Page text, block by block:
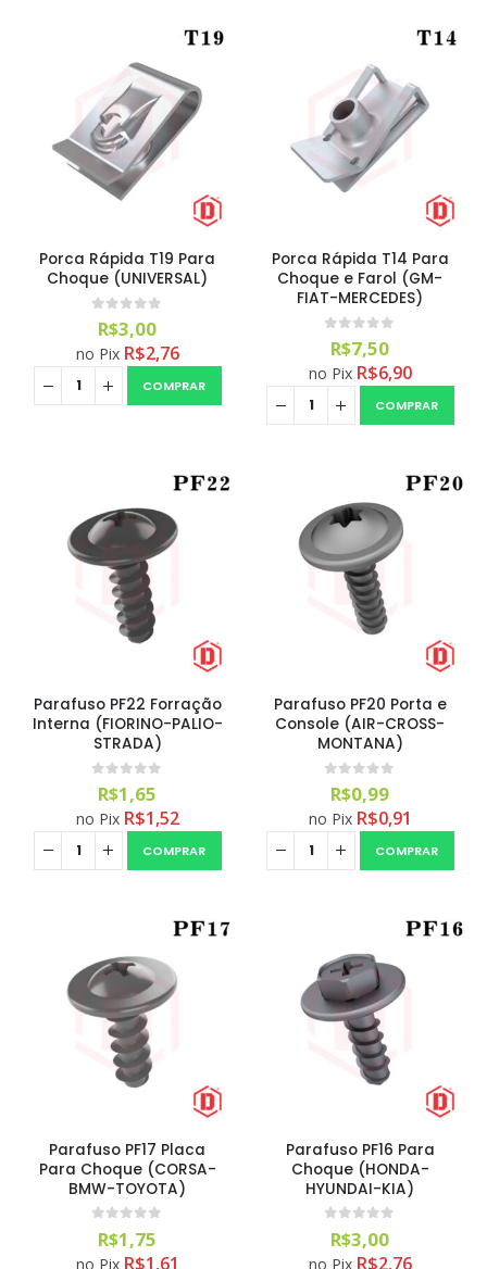
Porca Rápida T19 Para
Choque (UNIVERSAL)
0out of 5
R$3,00
no Pix R$2,76
COMPRAR
Porca Rápida T14 Para
Choque e Farol (GM-
FIAT-MERCEDES)
0out of 5
R$7,50
no Pix R$6,90
COMPRAR
Parafuso PF22 Forração
Interna (FIORINO-PALIO-
STRADA)
R$1,65
no Pix R$1,52
COMPRAR
Parafuso PF20 Porta e
Console (AIR-CROSS-
MONTANA)
R$0,99
no Pix R$0,91
COMPRAR
Parafuso PF17 Placa
Para Choque (CORSA-
BMW-TOYOTA)
R$1,75
no Pix R$1,61
Parafuso PF16 Para
Choque (HONDA-
HYUNDAI-KIA)
R$3,00
no Pix R$2,76